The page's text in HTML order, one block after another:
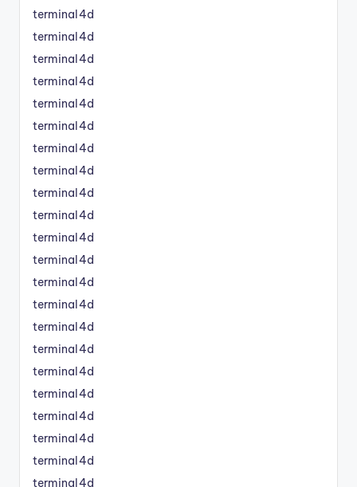
terminal4d
terminal4d
terminal4d
terminal4d
terminal4d
terminal4d
terminal4d
terminal4d
terminal4d
terminal4d
terminal4d
terminal4d
terminal4d
terminal4d
terminal4d
terminal4d
terminal4d
terminal4d
terminal4d
terminal4d
terminal4d
terminal4d